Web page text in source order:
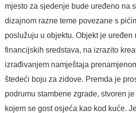
mjesto za sjedenje bude uređeno na
dizajnom razne teme povezane s
poslužuju u objektu. Objekt je uređen
financijskih sredstava, na izrazito
izrađivanjem namještaja
štedeći boju za zidove. Premda je
podrumu stambene zgrade, stvoren
kojem se gost osjeća kao kod kuće.